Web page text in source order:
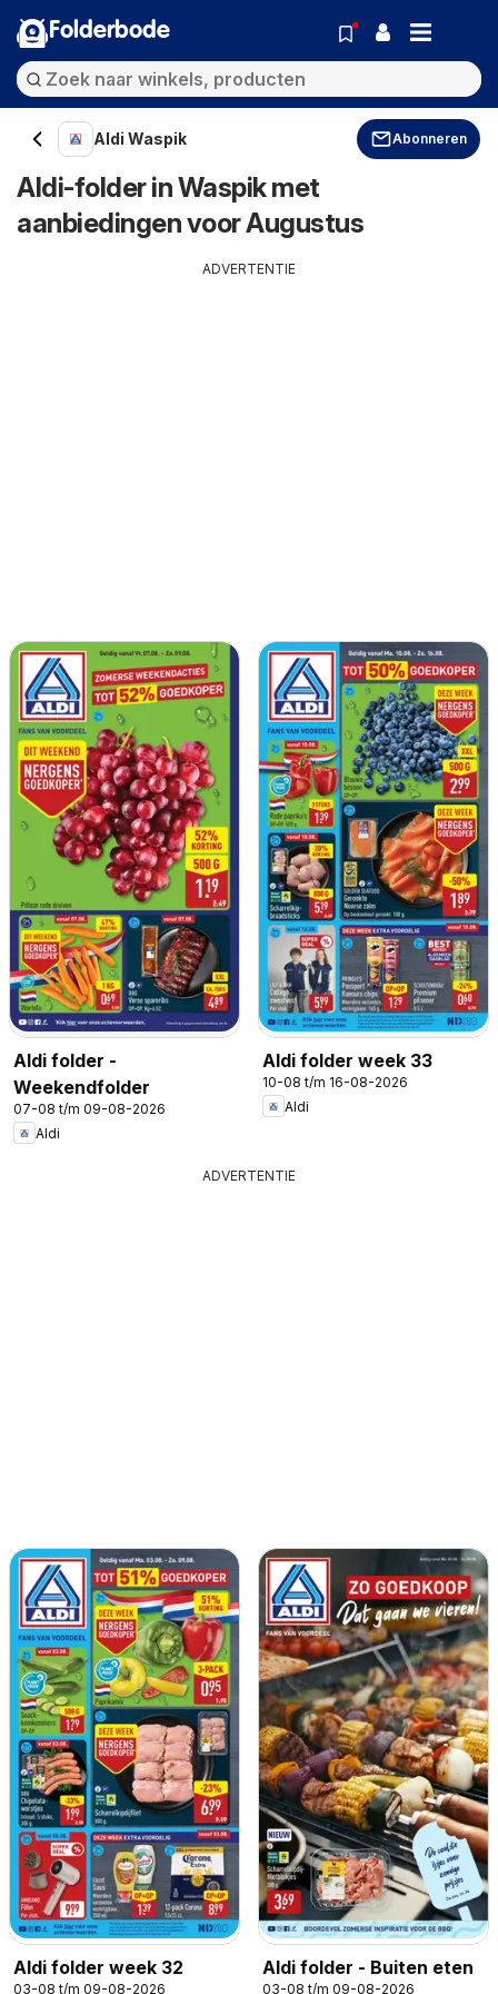
Folderbode
Aldi Waspik Abonneren
Aldi-folder in Waspik met
aanbiedingen voor Augustus
ADVERTENTIE
Aldi folder -
Weekendfolder
07-08 t/m 09-08-2026
Aldi
Aldi folder week 33
10-08 t/m 16-08-2026
Aldi
ADVERTENTIE
Aldi folder week 32
03-08 t/m 09-08-2026
Aldi folder - Buiten eten
03-08 t/m 09-08-2026